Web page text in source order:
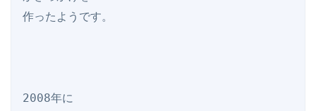
作ったようです。